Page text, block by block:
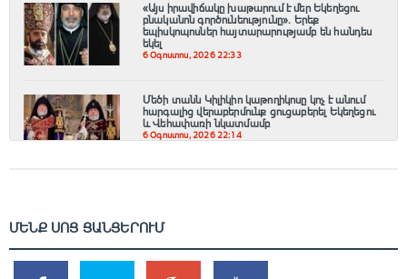
«Այս իրավիճակը խաթարում է մեր Եկեղեցու
բնականոն գործունեությունը»․ Երեք
եպիսկոպոսներ հայտարարությամբ են հանդես
եկել
6 Օգոստոս, 2026 22:33
Մեծի տանն Կիլիկիո կաթողիկոսը կոչ է անում
հարգալից վերաբերմունք ցուցաբերել Եկեղեցու
և Վեհափառի նկատմամբ
6 Օգոստոս, 2026 22:14
ՄԵՆՔ ՍՈՑ ՑԱՆՑԵՐՈՒՄ